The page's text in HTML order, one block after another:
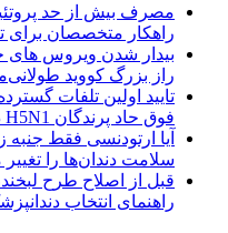
راهکار متخصصان برای
بیدار شدن ویروس‌ های
راز بزرگ کووید
تایید اولین تلفات
فوق حاد پرندگان H5N1 در استرالیا
آیا ارتودنسی فقط جنبه
سلامت دندان‌ها را
راهنمای انتخاب